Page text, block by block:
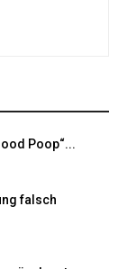
Poop“...
falsch